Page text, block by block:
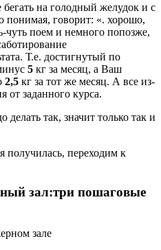
на голодный желудок и с
понимая, говорит: «. хорошо,
чуть поем и немного попозже,
Т.е. достигнутый по
5 кг за месяц, а Ваш
2,5 кг за тот же месяц. А все из-
от заданного курса.
так, значит только так и
получилась, переходим к
зал:три пошаговые